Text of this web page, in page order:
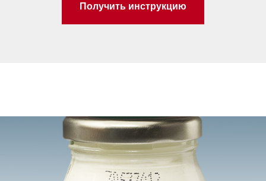
Получить инструкцию